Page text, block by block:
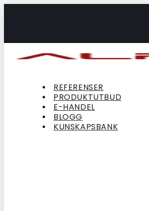
REFERENSER
PRODUKTUTBUD
E-HANDEL
BLOGG
KUNSKAPSBANK